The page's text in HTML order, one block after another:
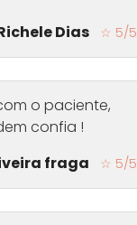
Dias
☆ 5/5
o paciente,
confia !
fraga
☆ 5/5